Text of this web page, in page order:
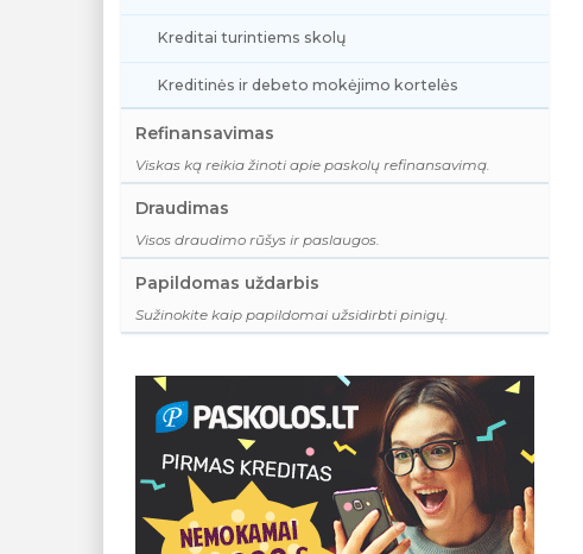
Kreditai turintiems skolų
Kreditinės ir debeto mokėjimo kortelės
Refinansavimas
Viskas ką reikia žinoti apie paskolų refinansavimą.
Draudimas
Visos draudimo rūšys ir paslaugos.
Papildomas uždarbis
Sužinokite kaip papildomai užsidirbti pinigų.